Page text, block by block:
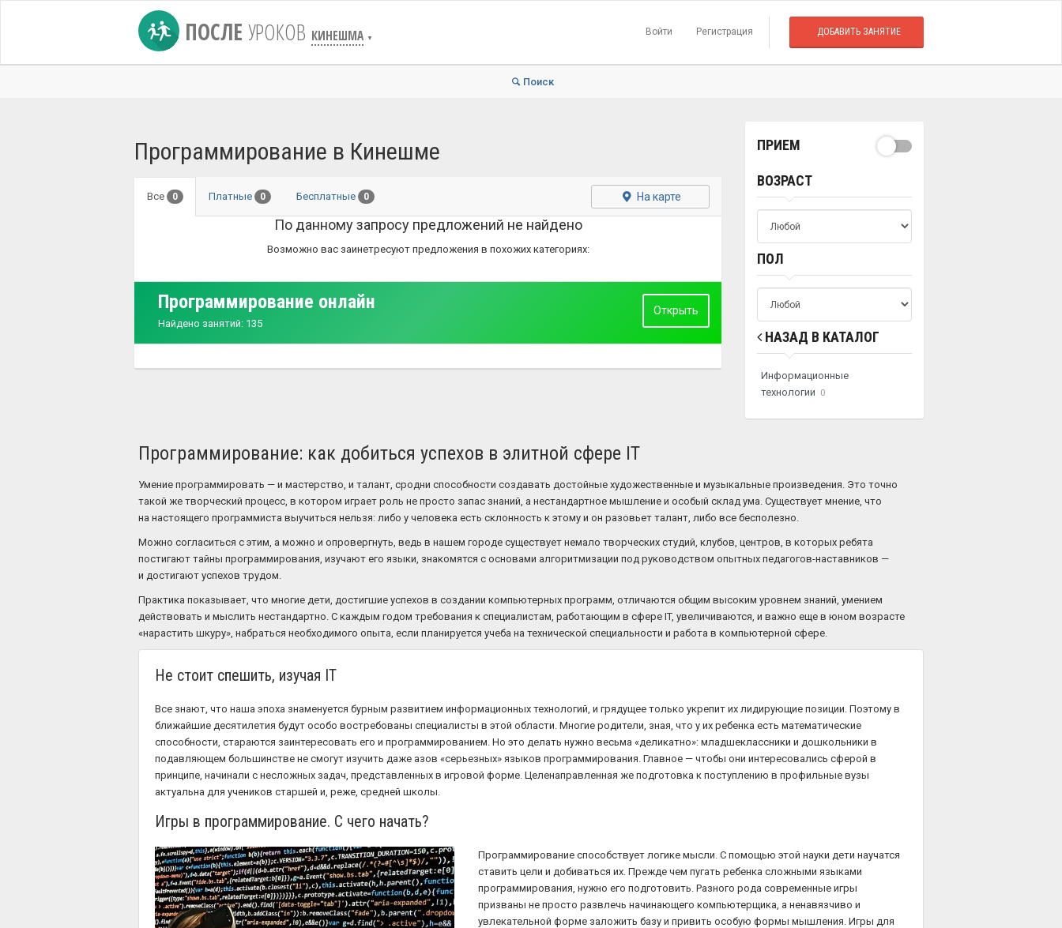
ПОСЛЕ УРОКОВ КИНЕШМА ▼
Войти Регистрация ДОБАВИТЬ ЗАНЯТИЕ
Поиск
Программирование в Кинешме
Все 0 Платные 0 Бесплатные 0 На карте
По данному запросу предложений не найдено
Возможно вас заинетресуют предложения в похожих категориях:
Программирование онлайн
Найдено занятий: 135
Открыть
ПРИЕМ
ВОЗРАСТ
ПОЛ
НАЗАД В КАТАЛОГ
Информационные
технологии 0
Программирование: как добиться успехов в элитной сфере IT
Умение программировать — и мастерство, и талант, сродни способности создавать достойные художественные и музыкальные произведения. Это точно
такой же творческий процесс, в котором играет роль не просто запас знаний, а нестандартное мышление и особый склад ума. Существует мнение, что
на настоящего программиста выучиться нельзя: либо у человека есть склонность к этому и он разовьет талант, либо все бесполезно.
Можно согласиться с этим, а можно и опровергнуть, ведь в нашем городе существует немало творческих студий, клубов, центров, в которых ребята
постигают тайны программирования, изучают его языки, знакомятся с основами алгоритмизации под руководством опытных педагогов-наставников —
и достигают успехов трудом.
Практика показывает, что многие дети, достигшие успехов в создании компьютерных программ, отличаются общим высоким уровнем знаний, умением
действовать и мыслить нестандартно. С каждым годом требования к специалистам, работающим в сфере IT, увеличиваются, и важно еще в юном возрасте
«нарастить шкуру», набраться необходимого опыта, если планируется учеба на технической специальности и работа в компьютерной сфере.
Не стоит спешить, изучая IT
Все знают, что наша эпоха знаменуется бурным развитием информационных технологий, и грядущее только укрепит их лидирующие позиции. Поэтому в
ближайшие десятилетия будут особо востребованы специалисты в этой области. Многие родители, зная, что у их ребенка есть математические
способности, стараются заинтересовать его и программированием. Но это делать нужно весьма «деликатно»: младшеклассники и дошкольники в
подавляющем большинстве не смогут изучить даже азов «серьезных» языков программирования. Главное — чтобы они интересовались сферой в
принципе, начинали с несложных задач, представленных в игровой форме. Целенаправленная же подготовка к поступлению в профильные вузы
актуальна для учеников старшей и, реже, средней школы.
Игры в программирование. С чего начать?
Программирование способствует логике мысли. С помощью этой науки дети научатся
ставить цели и добиваться их. Прежде чем пугать ребенка сложными языками
программирования, нужно его подготовить. Разного рода современные игры
призваны не просто развлечь начинающего компьютерщика, а ненавязчиво и
увлекательной форме заложить базу и привить особую формы мышления. Игры для